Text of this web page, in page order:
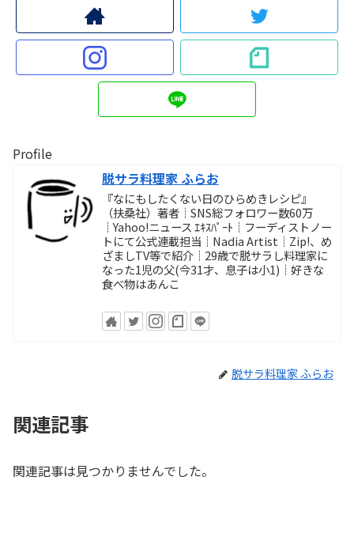
Profile
脱サラ料理家 ふらお
『なにもしたくない日のひらめきレシピ』
（扶桑社）著者┊SNS総フォロワー数60万
┊Yahoo!ニュース ｴｷｽﾊﾟｰﾄ┊フーディストノー
トにて公式連載担当┊Nadia Artist┊Zip!、め
ざましTV等で紹介┊29歳で脱サラし料理家に
なった1児の父(今31才、息子は小1)┊好きな
食べ物はあんこ
脱サラ料理家 ふらお
関連記事
関連記事は見つかりませんでした。